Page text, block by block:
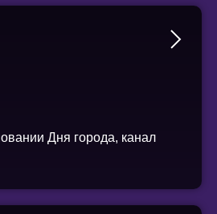
Дня города, канал